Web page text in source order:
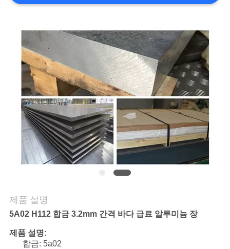
어
시
오
제품 설명
5A02 H112 합금 3.2mm 간격 바다 급료 알루미늄 장
제품 설명:
합금: 5a02